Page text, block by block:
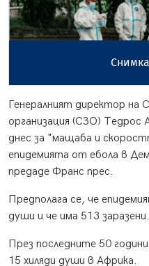
Генералният директор на
организация (СЗО) Тедрос
днес за "мащаба и
епидемията от ебола в
предаде Франс прес.
Предполага се, че
души и че има 513 заразени.
През последните 50
15 хиляди души в Африка.